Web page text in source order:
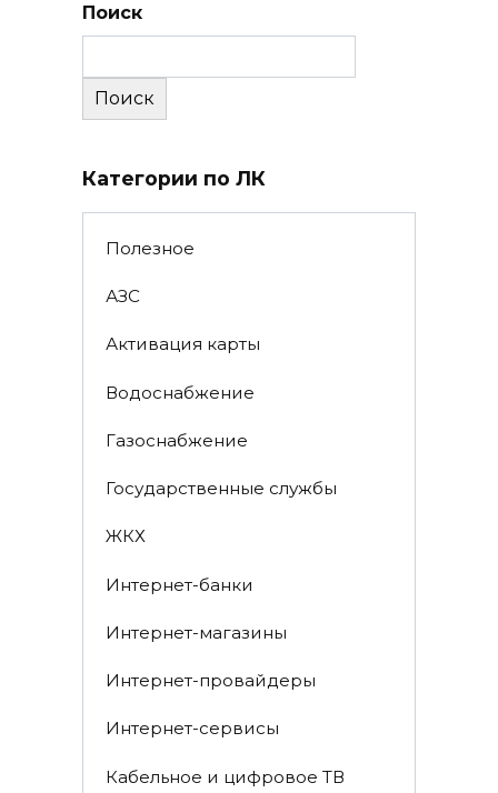
Поиск
Поиск
Категории по ЛК
Полезное
АЗС
Активация карты
Водоснабжение
Газоснабжение
Государственные службы
ЖКХ
Интернет-банки
Интернет-магазины
Интернет-провайдеры
Интернет-сервисы
Кабельное и цифровое ТВ